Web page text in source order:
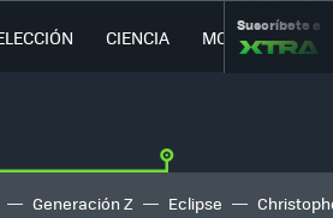
CIENCIA MOVILIDAD
Suscríbete a
Generación Z Eclipse